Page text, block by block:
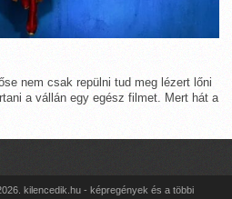
nem csak repülni tud meg lézert lőni
a vállán egy egész filmet. Mert hát a
kilencedik.hu - képregények és a többi